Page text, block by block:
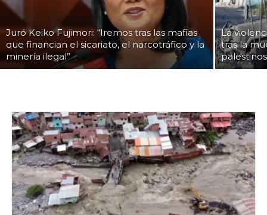
Juró Keiko Fujimori: “Iremos tras las mafias
que financian el sicariato, el narcotráfico y la
minería ilegal”
La
tras la
palestinos